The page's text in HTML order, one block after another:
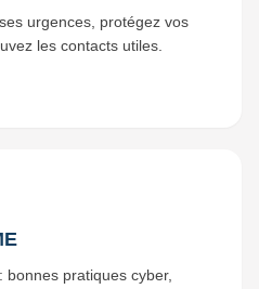
urgences, protégez vos
les contacts utiles.
bonnes pratiques cyber,